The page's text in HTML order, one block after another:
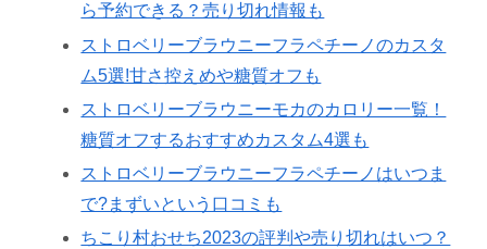
ら予約できる？売り切れ情報も
ストロベリーブラウニーフラペチーノのカスタ
ム5選!甘さ控えめや糖質オフも
ストロベリーブラウニーモカのカロリー一覧！
糖質オフするおすすめカスタム4選も
ストロベリーブラウニーフラペチーノはいつま
で?まずいという口コミも
ちこり村おせち2023の評判や売り切れはいつ？